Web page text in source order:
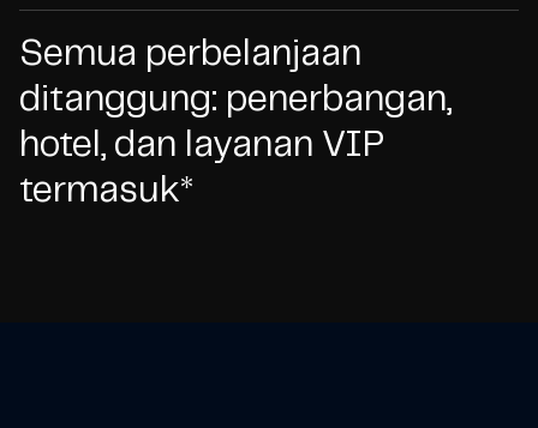
Semua perbelanjaan
ditanggung: penerbangan,
hotel, dan layanan VIP
termasuk*